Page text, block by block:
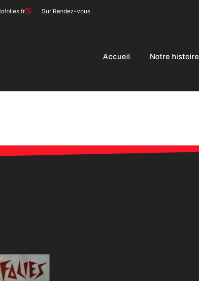
Sur Rendez-vous
Accueil Notre histoire